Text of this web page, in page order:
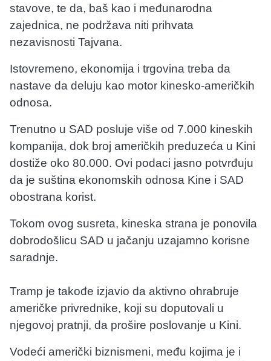
stavove, te da, baš kao i međunarodna
zajednica, ne podržava niti prihvata
nezavisnosti Tajvana.
Istovremeno, ekonomija i trgovina treba da
nastave da deluju kao motor kinesko-američkih
odnosa.
Trenutno u SAD posluje više od 7.000 kineskih
kompanija, dok broj američkih preduzeća u Kini
dostiže oko 80.000. Ovi podaci jasno potvrđuju
da je suština ekonomskih odnosa Kine i SAD
obostrana korist.
Tokom ovog susreta, kineska strana je ponovila
dobrodošlicu SAD u jačanju uzajamno korisne
saradnje.
Tramp je takođe izjavio da aktivno ohrabruje
američke privrednike, koji su doputovali u
njegovoj pratnji, da prošire poslovanje u Kini.
Vodeći američki biznismeni, među kojima je i